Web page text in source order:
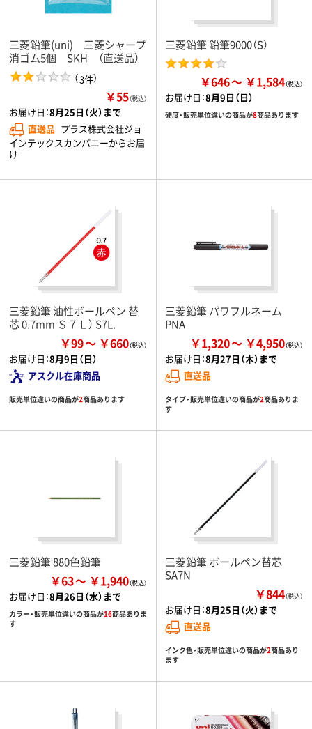
三菱鉛筆(uni) 三菱シャープ
消ゴム5個 SKH （直送品）
（3件）
￥55（税込）
お届け日：8月25日（火）まで
直送品 プラス株式会社ジョ
インテックスカンパニーからお届
け
三菱鉛筆 鉛筆9000（S）
￥646 ￥1,584
お届け日：8月9日（日）
硬度・販売単位違いの商品が8商品あります
三菱鉛筆 油性ボールペン 替
芯 0.7mm Ｓ７Ｌ） S7L.
￥99 ￥660
お届け日：8月9日（日）
アスクル在庫商品
販売単位違いの商品が2商品あります
三菱鉛筆 パワフルネーム
PNA
￥1,320 ￥4,950
お届け日：8月27日（木）まで
直送品
タイプ・販売単位違いの商品が2商品ありま
す
三菱鉛筆 880色鉛筆
￥63 ￥1,940
お届け日：8月26日（水）まで
カラー・販売単位違いの商品が16商品ありま
す
三菱鉛筆 ボールペン替芯
SA7N
￥844（税込）
お届け日：8月25日（火）まで
直送品
インク色・販売単位違いの商品が2商品あり
ます